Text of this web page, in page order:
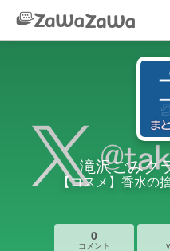
滝沢ごみク
【コスメ】香水の
0
コメント